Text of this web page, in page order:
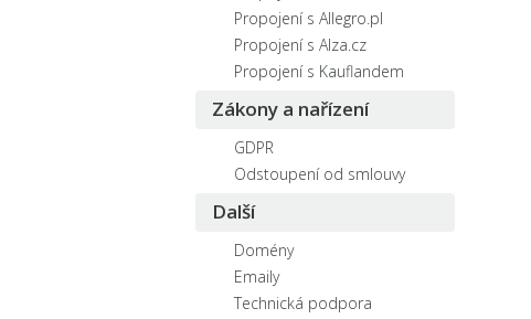
Propojení s Allegro.pl
Propojení s Alza.cz
Propojení s Kauflandem
Zákony a nařízení
GDPR
Odstoupení od smlouvy
Další
Domény
Emaily
Technická podpora